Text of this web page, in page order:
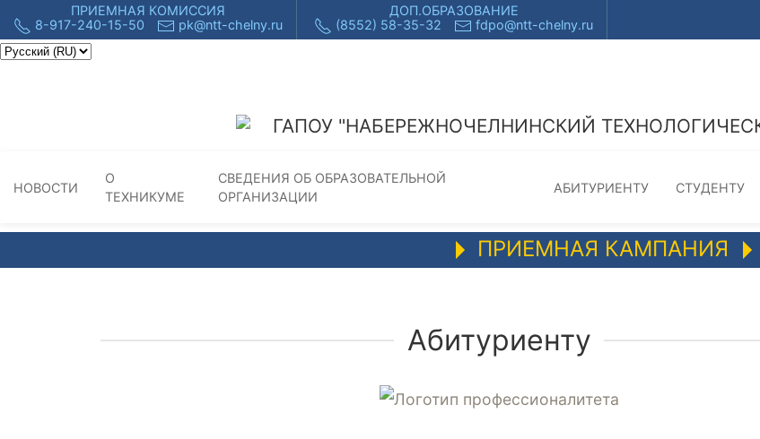
ПРИЕМНАЯ КОМИССИЯ
8-917-240-15-50
pk@ntt-chelny.ru
ДОП.ОБРАЗОВАНИЕ
(8552) 58-35-32
fdpo@ntt-chelny.ru
ГАПОУ "НАБЕРЕЖНОЧЕЛНИНСКИЙ
НОВОСТИ
О
ТЕХНИКУМЕ
СВЕДЕНИЯ ОБ ОБРАЗОВАТЕЛЬНОЙ
ОРГАНИЗАЦИИ
АБИТУРИЕНТУ СТУДЕНТУ
ПРИЕМНАЯ КАМПАНИЯ
Абитуриенту